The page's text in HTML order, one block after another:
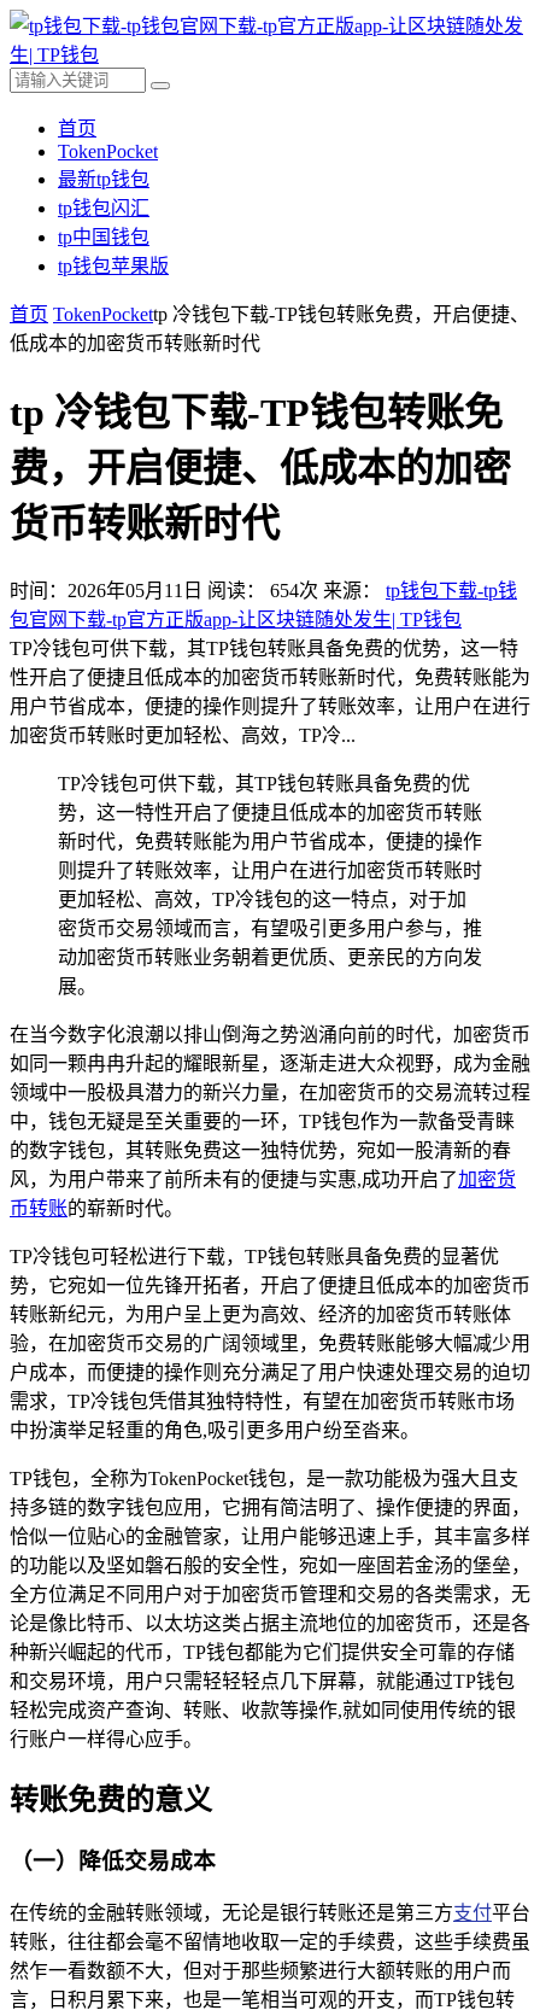
首页
TokenPocket
最新tp钱包
tp钱包闪汇
tp中国钱包
tp钱包苹果版
首页 TokenPockettp 冷钱包下载-TP钱包转账免费，开启便捷、
低成本的加密货币转账新时代
tp 冷钱包下载-TP钱包转账免
费，开启便捷、低成本的加密
货币转账新时代
时间：2026年05月11日 阅读： 654次 来源： tp钱包下载-tp钱
包官网下载-tp官方正版app-让区块链随处发生| TP钱包
TP冷钱包可供下载，其TP钱包转账具备免费的优势，这一特
性开启了便捷且低成本的加密货币转账新时代，免费转账能为
用户节省成本，便捷的操作则提升了转账效率，让用户在进行
加密货币转账时更加轻松、高效，TP冷...
TP冷钱包可供下载，其TP钱包转账具备免费的优
势，这一特性开启了便捷且低成本的加密货币转账
新时代，免费转账能为用户节省成本，便捷的操作
则提升了转账效率，让用户在进行加密货币转账时
更加轻松、高效，TP冷钱包的这一特点，对于加
密货币交易领域而言，有望吸引更多用户参与，推
动加密货币转账业务朝着更优质、更亲民的方向发
展。
在当今数字化浪潮以排山倒海之势汹涌向前的时代，加密货币
如同一颗冉冉升起的耀眼新星，逐渐走进大众视野，成为金融
领域中一股极具潜力的新兴力量，在加密货币的交易流转过程
中，钱包无疑是至关重要的一环，TP钱包作为一款备受青睐
的数字钱包，其转账免费这一独特优势，宛如一股清新的春
风，为用户带来了前所未有的便捷与实惠,成功开启了加密货
币转账的崭新时代。
TP冷钱包可轻松进行下载，TP钱包转账具备免费的显著优
势，它宛如一位先锋开拓者，开启了便捷且低成本的加密货币
转账新纪元，为用户呈上更为高效、经济的加密货币转账体
验，在加密货币交易的广阔领域里，免费转账能够大幅减少用
户成本，而便捷的操作则充分满足了用户快速处理交易的迫切
需求，TP冷钱包凭借其独特特性，有望在加密货币转账市场
中扮演举足轻重的角色,吸引更多用户纷至沓来。
TP钱包，全称为TokenPocket钱包，是一款功能极为强大且支
持多链的数字钱包应用，它拥有简洁明了、操作便捷的界面，
恰似一位贴心的金融管家，让用户能够迅速上手，其丰富多样
的功能以及坚如磐石般的安全性，宛如一座固若金汤的堡垒，
全方位满足不同用户对于加密货币管理和交易的各类需求，无
论是像比特币、以太坊这类占据主流地位的加密货币，还是各
种新兴崛起的代币，TP钱包都能为它们提供安全可靠的存储
和交易环境，用户只需轻轻轻点几下屏幕，就能通过TP钱包
轻松完成资产查询、转账、收款等操作,就如同使用传统的银
行账户一样得心应手。
转账免费的意义
（一）降低交易成本
在传统的金融转账领域，无论是银行转账还是第三方支付平台
转账，往往都会毫不留情地收取一定的手续费，这些手续费虽
然乍一看数额不大，但对于那些频繁进行大额转账的用户而
言，日积月累下来，也是一笔相当可观的开支，而TP钱包转